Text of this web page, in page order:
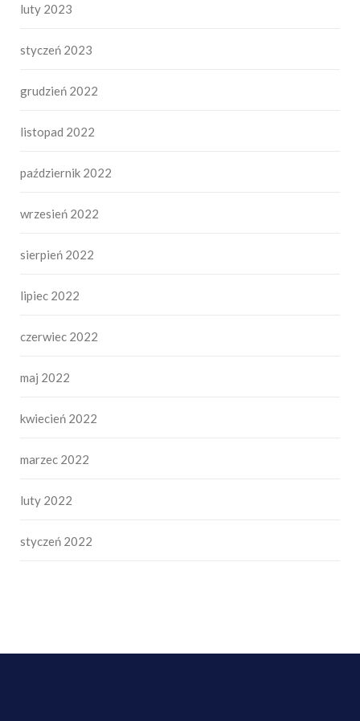
luty 2023
styczeń 2023
grudzień 2022
listopad 2022
październik 2022
wrzesień 2022
sierpień 2022
lipiec 2022
czerwiec 2022
maj 2022
kwiecień 2022
marzec 2022
luty 2022
styczeń 2022